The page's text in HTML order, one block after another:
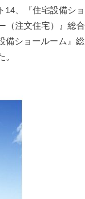
14、『住宅設備ショ
（注文住宅）』総合
備ショールーム』総